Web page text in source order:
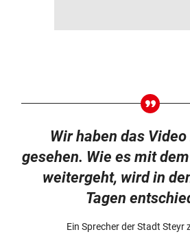
Wir haben das
gesehen. Wie es mit
weitergeht, wird in
Tagen
Ein Sprecher der Stadt Steyr